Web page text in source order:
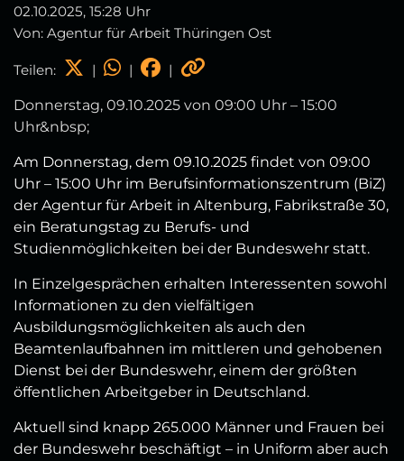
02.10.2025, 15:28 Uhr
Von: Agentur für Arbeit Thüringen Ost
Teilen: | | |
Donnerstag, 09.10.2025 von 09:00 Uhr – 15:00
Uhr&nbsp;
Am Donnerstag, dem 09.10.2025 findet von 09:00
Uhr – 15:00 Uhr im Berufsinformationszentrum (BiZ)
der Agentur für Arbeit in Altenburg, Fabrikstraße 30,
ein Beratungstag zu Berufs- und
Studienmöglichkeiten bei der Bundeswehr statt.
In Einzelgesprächen erhalten Interessenten sowohl
Informationen zu den vielfältigen
Ausbildungsmöglichkeiten als auch den
Beamtenlaufbahnen im mittleren und gehobenen
Dienst bei der Bundeswehr, einem der größten
öffentlichen Arbeitgeber in Deutschland.
Aktuell sind knapp 265.000 Männer und Frauen bei
der Bundeswehr beschäftigt – in Uniform aber auch